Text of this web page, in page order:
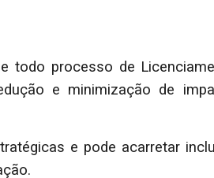
todo processo de
e minimização de
e pode acarretar